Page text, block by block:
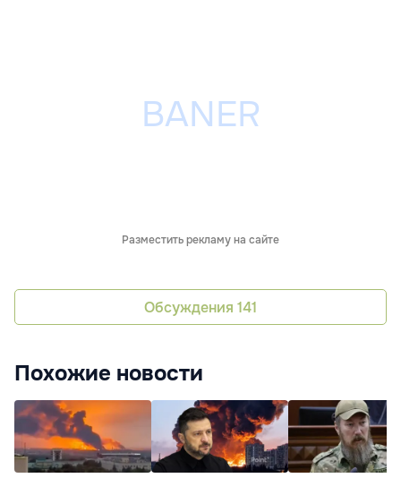
Разместить рекламу на сайте
Обсуждения 141
Похожие новости